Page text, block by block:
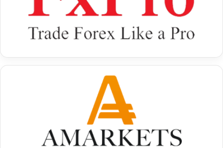
• تأمین وثیقه بیت کوین در بستر تعیین‌شده
• نهایی شدن درخواست و دریافت وام ریالی با رمز ارز
در تمام این مراحل، اصل بر این است که بیت کوین
شما به‌عنوان ضمانت باقی بماند و مالکیت آن حفظ
شود. به همین دلیل، شما همچنان در معرض
نوسانات بازار قرار دارید؛ اما دارایی خود را از دست
نمی‌دهید. این تفاوت، نقطه تمایز اصلی این مدل با
فروش مستقیم رمزارز است.